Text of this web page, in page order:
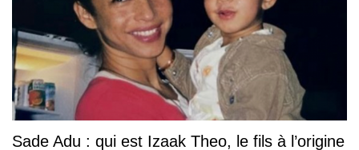
Sade Adu : qui est Izaak Theo, le fils à l’origine